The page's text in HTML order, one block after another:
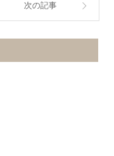
次の記事